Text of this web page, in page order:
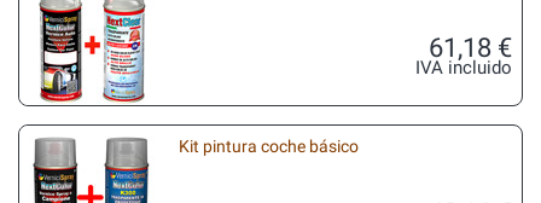
61,18 €
IVA incluido
Kit pintura coche básico